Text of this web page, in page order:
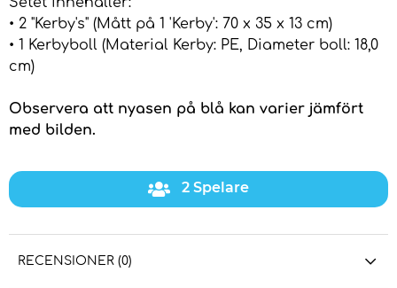
• 2 "Kerby's" (Mått på 1 'Kerby': 70 x 35 x 13 cm)
• 1 Kerbyboll (Material Kerby: PE, Diameter boll: 18,0
cm)
Observera att nyasen på blå kan varier jämfört
med bilden.
2 Spelare
RECENSIONER (0)